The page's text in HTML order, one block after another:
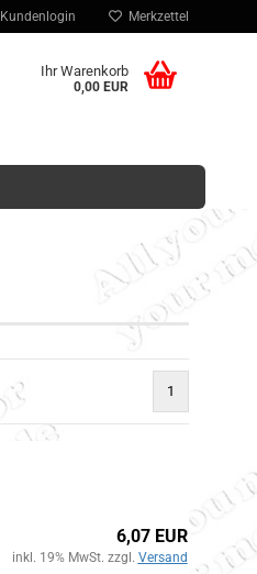
Kundenlogin Merkzettel
Ihr Warenkorb
0,00 EUR
1
6,07 EUR
inkl. 19% MwSt. zzgl. Versand